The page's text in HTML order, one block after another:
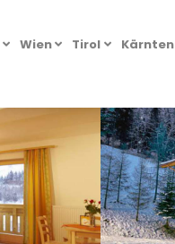
Wien Tirol Kärnten